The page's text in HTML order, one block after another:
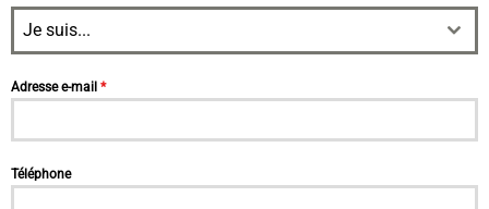
Je suis...
Adresse e-mail *
Téléphone